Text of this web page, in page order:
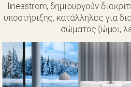
lineastrom, δημιουργούν
υποστήριξης, κατάλληλες για
σώματος (ώμοι,